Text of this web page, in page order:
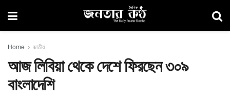
Home জাতীয়
আজ লিবিয়া থেকে দেশে ফিরছেন ৩০৯
বাংলাদেশি